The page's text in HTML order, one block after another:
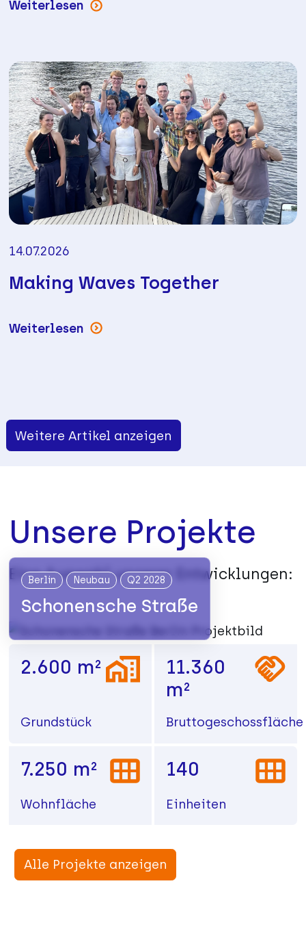
Weiterlesen
14.07.2026
Making Waves Together
Weiterlesen
Weitere Artikel anzeigen
Unsere Projekte
Eine Auswahl unserer Entwicklungen:
Berlin Neubau Q2 2028
Schonensche Straße
2.600 m²
Grundstück
11.360
m²
Bruttogeschossfläche
7.250 m²
Wohnfläche
140
Einheiten
Alle Projekte anzeigen